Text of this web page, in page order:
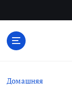
Домашняя